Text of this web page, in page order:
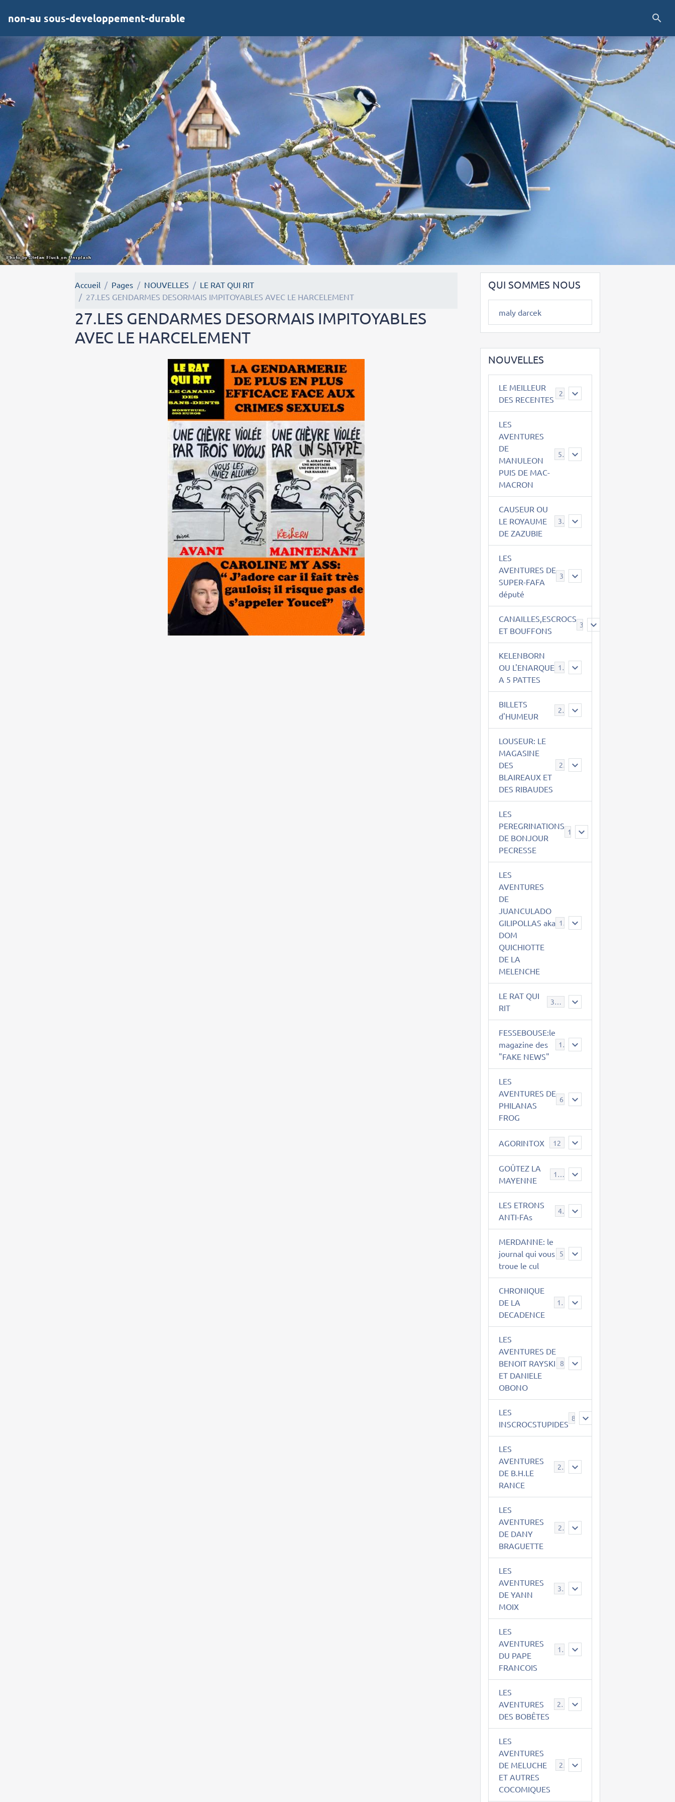
non-au sous-developpement-durable
Accueil Pages NOUVELLES
LE RAT QUI RIT
27.LES GENDARMES DESORMAIS IMPITOYABLES AVEC LE HARCELEMENT
27.LES GENDARMES DESORMAIS IMPITOYABLES
AVEC LE HARCELEMENT
QUI SOMMES NOUS
maly darcek
NOUVELLES
LE MEILLEUR
DES RECENTES
2
LES
AVENTURES
DE
MANULEON
PUIS DE MAC-
MACRON
543
CAUSEUR OU
LE ROYAUME
DE ZAZUBIE
38
LES
AVENTURES DE
SUPER-FAFA
député
CANAILLES,ESCROCS
ET BOUFFONS
385
KELENBORN
OU L'ENARQUE
A 5 PATTES
14
BILLETS
d'HUMEUR
2
LOUSEUR: LE
MAGASINE
DES
BLAIREAUX ET
DES RIBAUDES
21
LES
PEREGRINATIONS
DE BONJOUR
PECRESSE
14
LES
AVENTURES
DE
JUANCULADO
GILIPOLLAS aka
DOM
QUICHIOTTE
DE LA
MELENCHE
119
LE RAT QUI
RIT
395
FESSEBOUSE:le
magazine des
"FAKE NEWS"
19
LES
AVENTURES DE
PHILANAS
FROG
AGORINTOX 12
GOÛTEZ LA
MAYENNE
189
LES ETRONS
ANTI-FAs
4
MERDANNE: le
journal qui vous
troue le cul
CHRONIQUE
DE LA
DECADENCE
12
LES
AVENTURES DE
BENOIT RAYSKI
ET DANIELE
OBONO
LES
INSCROCSTUPIDES
8
LES
AVENTURES
DE B.H.LE
RANCE
21
LES
AVENTURES
DE DANY
BRAGUETTE
29
LES
AVENTURES
DE YANN
MOIX
39
LES
AVENTURES
DU PAPE
FRANCOIS
15
LES
AVENTURES
DES BOBÊTES
23
LES
AVENTURES
DE MELUCHE
ET AUTRES
COCOMIQUES
22